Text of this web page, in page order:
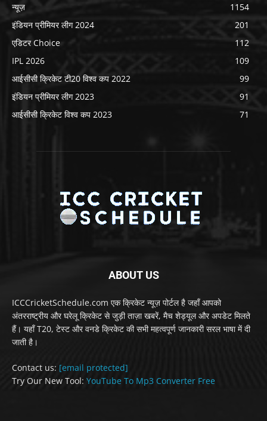
न्यूज़
1154
इंडियन प्रीमियर लीग 2024
201
एडिटर Choice
112
IPL 2026
109
आईसीसी क्रिकेट टी20 विश्व कप 2022
99
इंडियन प्रीमियर लीग 2023
91
आईसीसी क्रिकेट विश्व कप 2023
71
ABOUT US
ICCCricketSchedule.com एक क्रिकेट न्यूज़ पोर्टल है जहाँ आपको
अंतरराष्ट्रीय और घरेलू क्रिकेट से जुड़ी ताज़ा खबरें, मैच शेड्यूल और अपडेट मिलते
हैं। यहाँ T20, टेस्ट और वनडे क्रिकेट की सभी महत्वपूर्ण जानकारी सरल भाषा में दी
जाती है।
Contact us: [email protected]
Try Our New Tool: YouTube To Mp3 Converter Free